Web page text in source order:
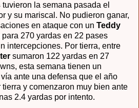
tuvieron la semana pasada el
y su mariscal. No pudieron ganar,
en ataque con un Teddy
270 yardas en 22 pases
intercepciones. Por tierra, entre
sumaron 122 yardas en 27
esta semana tienen un
ante una defensa que el año
y comenzaron muy bien ante
2.4 yardas por intento.